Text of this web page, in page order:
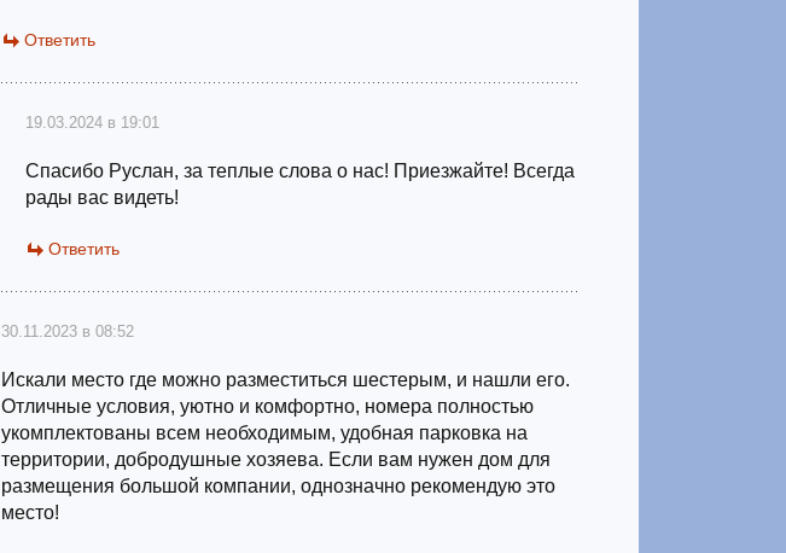
Ответить
19.03.2024 в 19:01
Спасибо Руслан, за теплые слова о нас! Приезжайте! Всегда
рады вас видеть!
Ответить
30.11.2023 в 08:52
Искали место где можно разместиться шестерым, и нашли его.
Отличные условия, уютно и комфортно, номера полностью
укомплектованы всем необходимым, удобная парковка на
территории, добродушные хозяева. Если вам нужен дом для
размещения большой компании, однозначно рекомендую это
место!